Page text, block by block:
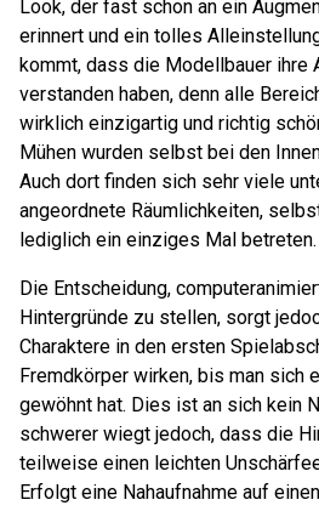
Look, der fast schon an ein
erinnert und ein tolles
kommt, dass die Modellbauer ihre
verstanden haben, denn alle
wirklich einzigartig und richtig
Mühen wurden selbst bei den
Auch dort finden sich sehr viele
angeordnete Räumlichkeiten,
lediglich ein einziges Mal betreten.
Die Entscheidung,
Hintergründe zu stellen, sorgt
Charaktere in den ersten
Fremdkörper wirken, bis man sich
gewöhnt hat. Dies ist an sich kein
schwerer wiegt jedoch, dass die
teilweise einen leichten
Erfolgt eine Nahaufnahme auf